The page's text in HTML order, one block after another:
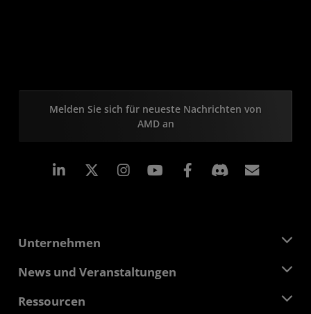
Melden Sie sich für neueste Nachrichten von
AMD an
LinkedIn Instagram Facebook
Unternehmen
Über AMD
Verantwortung
News und Veranstaltungen
Pressebereich
Ressourcen